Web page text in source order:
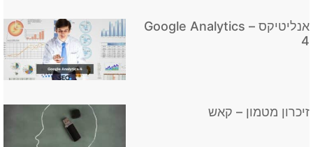
זיכרון מטמון – קאש
לייקים/עוקבים קנויים – טעות או